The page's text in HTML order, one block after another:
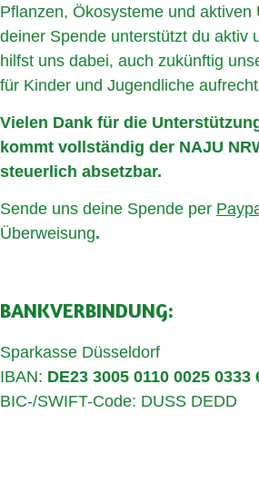
Pflanzen, Ökosysteme und aktiven
deiner Spende unterstützt du aktiv
hilfst uns dabei, auch zukünftig
für Kinder und Jugendliche
Vielen Dank für die
kommt vollständig der NAJU
steuerlich absetzbar.
Sende uns deine Spende per
Überweisung.
BANKVERBINDUNG:
Sparkasse Düsseldorf
IBAN: DE23 3005 0110 0025 0333
BIC-/SWIFT-Code: DUSS DEDD